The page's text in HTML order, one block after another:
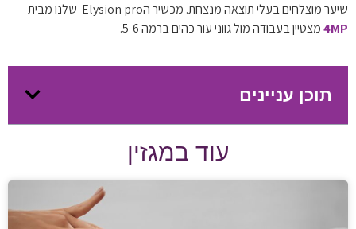
שיער מוצלחים בעלי תוצאה מנצחת. מכשיר הElysion pro שלנו מבית
4MPמצטיין בעבודה מול גווני עור כהים ברמה
תוכן עניינים
עוד במגזין